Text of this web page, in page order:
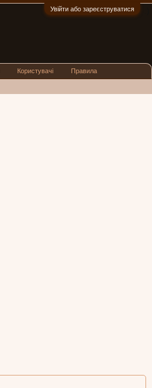
Увійти або зареєструватися
Користувачі Правила